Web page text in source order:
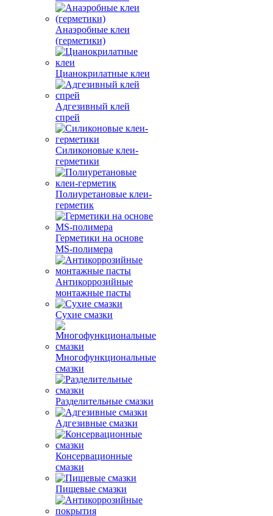
Анаэробные клеи
(герметики)
Цианокрилатные клеи
Адгезивный клей
спрей
Силиконовые клеи-
герметики
Полиуретановые клеи-
герметик
Герметики на основе
MS-полимера
Антикоррозийные
монтажные пасты
Сухие смазки
Многофункциональные
смазки
Разделительные смазки
Адгезивные смазки
Консервационные
смазки
Пищевые смазки